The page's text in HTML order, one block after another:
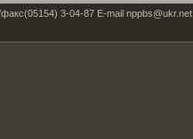
3-04-87 E-mail nppbs@ukr.net